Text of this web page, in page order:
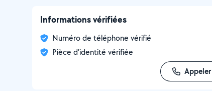
Informations vérifiées
Numéro de téléphone vérifié
Pièce d'identité vérifiée
Appeler